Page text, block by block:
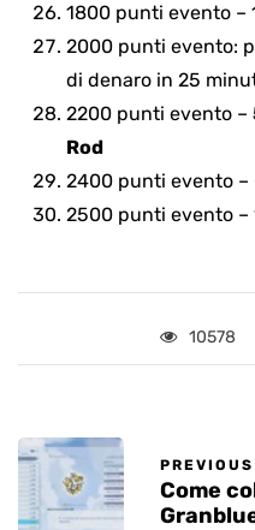
1800 punti evento –
2000 punti evento:
di denaro in 25
2200 punti evento –
Rod
2400 punti evento –
2500 punti evento –
10578
PREVIOUS
Come